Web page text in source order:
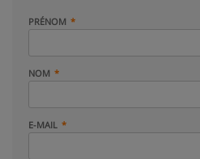
PRÉNOM
NOM
E-MAIL